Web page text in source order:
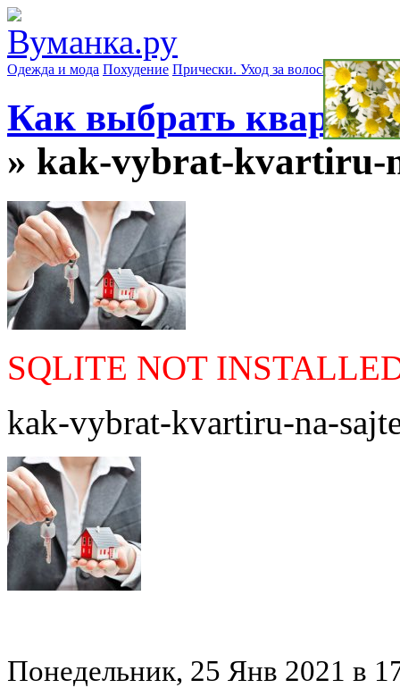
Одежда и мода Похудение Прически. Уход за волосами Маски
Как выбрать
» kak-vybrat-kvartiru-
SQLITE NOT
kak-vybrat-kvartiru-na-
Понедельник, 25 Янв 2021 в